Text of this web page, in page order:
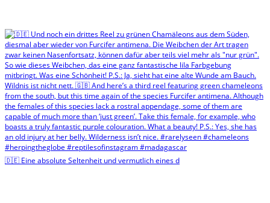
🇩🇪 Eine absolute Seltenheit und vermutlich eines d